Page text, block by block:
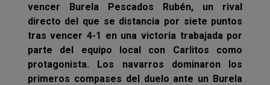
vencer Burela Pescados Rubén, un rival
directo del que se distancia por siete puntos
tras vencer 4-1 en una victoria trabajada por
parte del equipo local con Carlitos como
protagonista. Los navarros dominaron los
primeros compases del duelo ante un Burela